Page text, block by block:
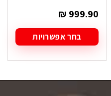
₪ 999.90
בחר אפשרויות
זה
מספר